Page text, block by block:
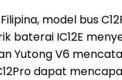
model bus
baterai IC12E
V6
dapat